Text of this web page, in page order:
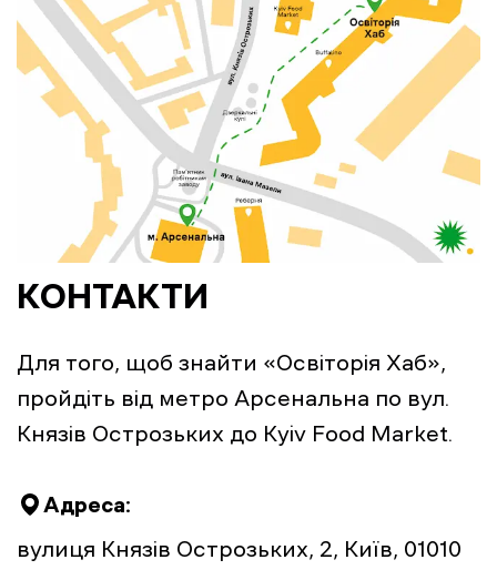
КОНТАКТИ
Для того, щоб знайти «Освіторія Хаб»,
пройдіть від метро Арсенальна по вул.
Князів Острозьких до Kyiv Food Market.
Адреса:
вулиця Князів Острозьких, 2, Київ, 01010